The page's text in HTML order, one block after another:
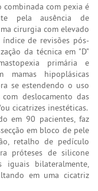
com pexia é
pela ausência de
cirurgia com elevado
de revisões pós-
da técnica em "D"
primária e
hipoplásicas
se estendendo o uso
deslocamento das
cicatrizes inestéticas.
em 90 pacientes, faz
em bloco de pele
retalho de pedículo
próteses de silicone
iguais bilateralmente,
em uma cicatriz